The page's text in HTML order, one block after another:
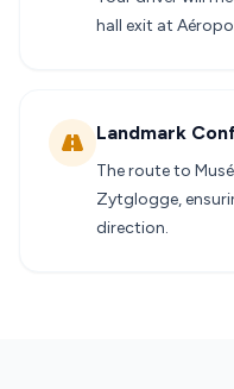
hall exit at
Landmark
The route to
Zytglogge,
direction.